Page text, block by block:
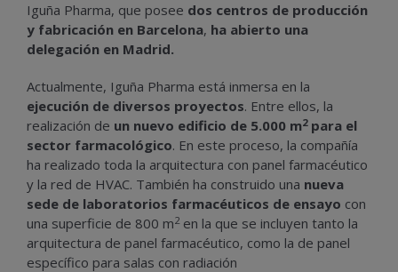
Iguña Pharma, que posee dos centros de producción
y fabricación en Barcelona, ha abierto una
delegación en Madrid.
Actualmente, Iguña Pharma está inmersa en la
ejecución de diversos proyectos. Entre ellos, la
realización de un nuevo edificio de 5.000 m2para el
sector farmacológico. En este proceso, la compañía
ha realizado toda la arquitectura con panel farmacéutico
y la red de HVAC. También ha construido una nueva
sede de laboratorios farmacéuticos de ensayo con
una superficie de 800 m2 en la que se incluyen tanto la
arquitectura de panel farmacéutico, como la de panel
específico para salas con radiación